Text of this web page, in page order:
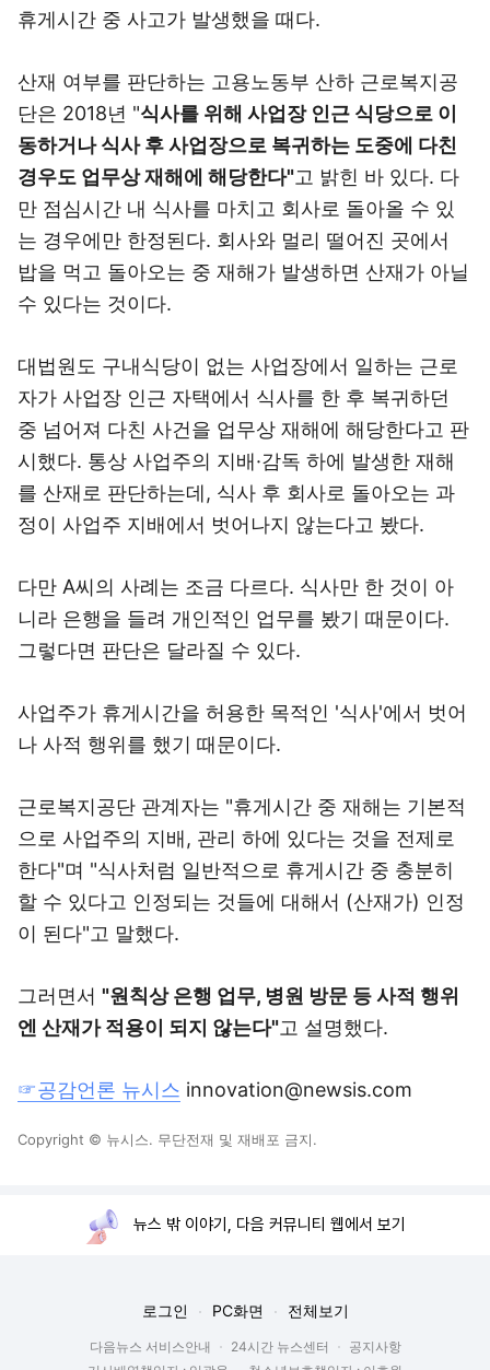
휴게시간 중 사고가 발생했을 때다.
산재 여부를 판단하는 고용노동부 산하 근로복지공
단은 2018년 "식사를 위해 사업장 인근 식당으로 이
동하거나 식사 후 사업장으로 복귀하는 도중에 다친
경우도 업무상 재해에 해당한다"고 밝힌 바 있다. 다
만 점심시간 내 식사를 마치고 회사로 돌아올 수 있
는 경우에만 한정된다. 회사와 멀리 떨어진 곳에서
밥을 먹고 돌아오는 중 재해가 발생하면 산재가 아닐
수 있다는 것이다.
대법원도 구내식당이 없는 사업장에서 일하는 근로
자가 사업장 인근 자택에서 식사를 한 후 복귀하던
중 넘어져 다친 사건을 업무상 재해에 해당한다고 판
시했다. 통상 사업주의 지배·감독 하에 발생한 재해
를 산재로 판단하는데, 식사 후 회사로 돌아오는 과
정이 사업주 지배에서 벗어나지 않는다고 봤다.
다만 A씨의 사례는 조금 다르다. 식사만 한 것이 아
니라 은행을 들려 개인적인 업무를 봤기 때문이다.
그렇다면 판단은 달라질 수 있다.
사업주가 휴게시간을 허용한 목적인 '식사'에서 벗어
나 사적 행위를 했기 때문이다.
근로복지공단 관계자는 "휴게시간 중 재해는 기본적
으로 사업주의 지배, 관리 하에 있다는 것을 전제로
한다"며 "식사처럼 일반적으로 휴게시간 중 충분히
할 수 있다고 인정되는 것들에 대해서 (산재가) 인정
이 된다"고 말했다.
그러면서 "원칙상 은행 업무, 병원 방문 등 사적 행위
엔 산재가 적용이 되지 않는다"고 설명했다.
☞공감언론 뉴시스 innovation@newsis.com
Copyright © 뉴시스. 무단전재 및 재배포 금지.
뉴스 밖 이야기, 다음 커뮤니티 웹에서 보기
로그인 PC화면 전체보기
다음뉴스 서비스안내 24시간 뉴스센터
공지사항